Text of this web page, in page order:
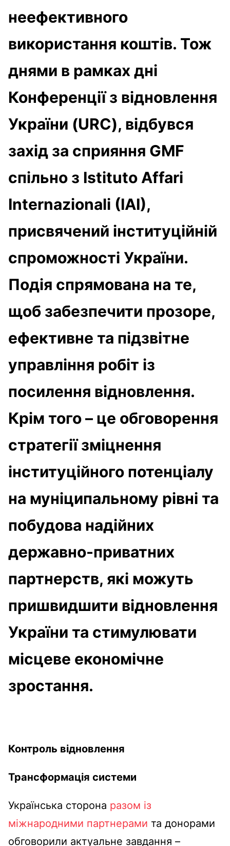
неефективного
використання коштів. Тож
днями в рамках дні
Конференції з відновлення
України (URC), відбувся
захід за сприяння GMF
спільно з Istituto Affari
Internazionali (IAI),
присвячений інституційній
спроможності України.
Подія спрямована на те,
щоб забезпечити прозоре,
ефективне та підзвітне
управління робіт із
посилення відновлення.
Крім того – це обговорення
стратегії зміцнення
інституційного потенціалу
на муніципальному рівні та
побудова надійних
державно-приватних
партнерств, які можуть
пришвидшити відновлення
України та стимулювати
місцеве економічне
зростання.
Контроль відновлення
Трансформація системи
Українська сторона разом із
міжнародними партнерами та донорами
обговорили актуальне завдання –